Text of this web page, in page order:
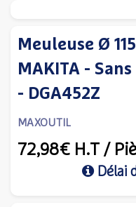
Meuleuse Ø
MAKITA -
- DGA452Z
MAXOUTIL
72,98€ H.T /
Délai